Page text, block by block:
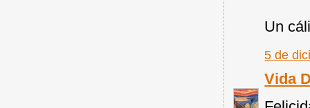
Un
5 de
Vida